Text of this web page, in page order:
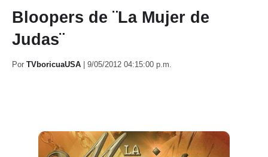
Bloopers de ¨La Mujer de
Judas¨
Por TVboricuaUSA 9/05/2012 04:15:00 p.m.